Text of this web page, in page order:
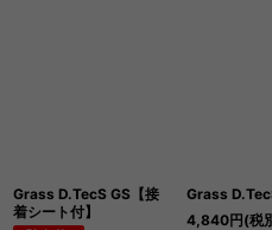
Grass D.TecS GS【接
着シート付】
Grass
4,840円(税